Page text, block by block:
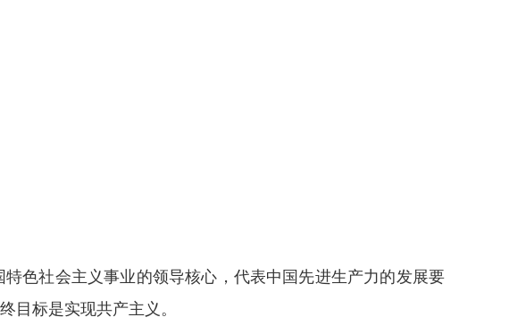
色社会主义事业的领导核心，代表中国先进生产力的发展要
标是实现共产主义。